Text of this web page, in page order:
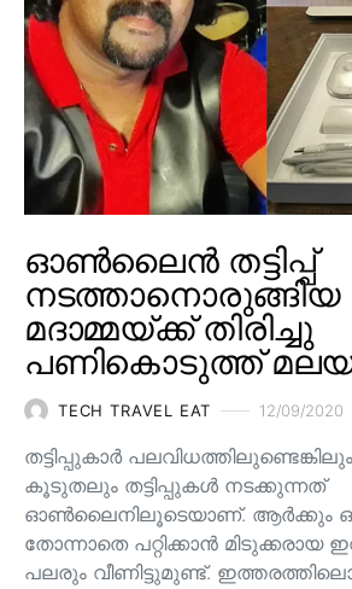
ഓൺലൈൻ തട്ടിപ്പ്
നടത്താനൊരുങ്ങിയ
മദാമ്മയ്ക്ക് തിരിച്ചു
പണികൊടുത്ത്
TECH TRAVEL EAT 12/09/2020
തട്ടിപ്പുകാർ
കൂടുതലും തട്ടിപ്പുകൾ നടക്കുന്നത്
ഓൺലൈനിലൂടെയാണ്. ആർക്കും
തോന്നാതെ പറ്റിക്കാൻ
പലരും വീണിട്ടുമുണ്ട്.